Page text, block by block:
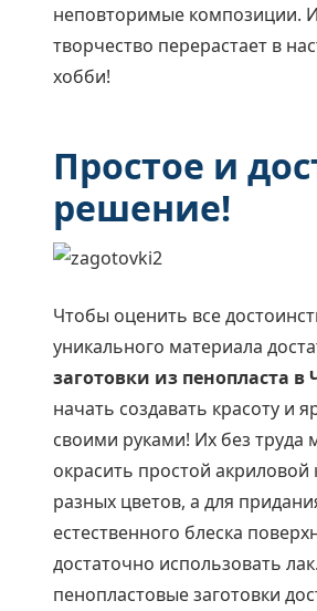
неповторимые композиции.
творчество перерастает в
хобби!
Простое и
решение!
Чтобы оценить все
уникального материала
заготовки из пенопласта в
начать создавать красоту и
своими руками! Их без труда
окрасить простой акриловой
разных цветов, а для
естественного блеска
достаточно использовать лак.
пенопластовые заготовки